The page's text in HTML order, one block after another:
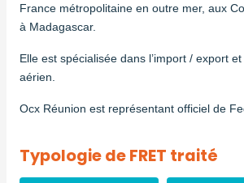
France métropolitaine en outre mer, aux
à Madagascar.
Elle est spécialisée dans l’import / export
aérien.
Ocx Réunion est représentant officiel de
Typologie de FRET traité